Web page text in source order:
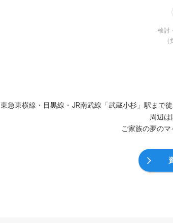
検討
東急東横線・目黒線・JR南武線「武蔵小杉」駅まで
周辺は
ご家族の夢の